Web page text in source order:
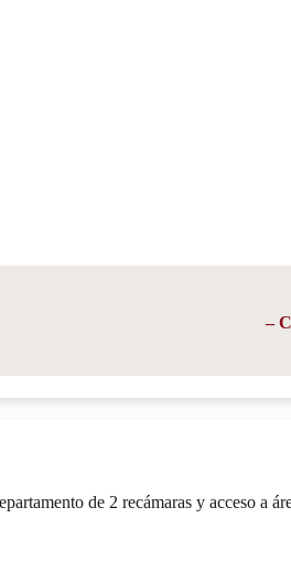
–
de 2 recámaras y acceso a